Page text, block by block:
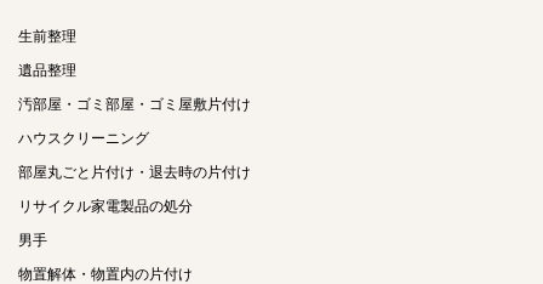
生前整理
遺品整理
汚部屋・ゴミ部屋・ゴミ屋敷片付け
ハウスクリーニング
部屋丸ごと片付け・退去時の片付け
リサイクル家電製品の処分
男手
物置解体・物置内の片付け